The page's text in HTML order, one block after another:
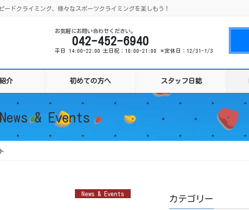
ドクライミング、様々なスポーツクライミングを楽しもう！
お気軽にお問い合わせください。
042-452-6940
平日 14:00-22:00 土日祝：10:00-21:00 ＊定休日：12/31-1/3
介 初めての方へ スタッフ日誌
News & Events
News & Events
カテゴリー